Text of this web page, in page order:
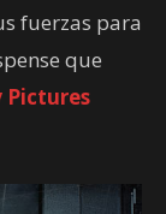
fuerzas para
que
Pictures